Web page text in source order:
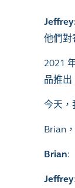
Jeffrey
他們對
2021
品推出
今天，
Brian
Brian:
Jeffrey